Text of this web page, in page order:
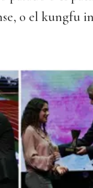
o el kungfu